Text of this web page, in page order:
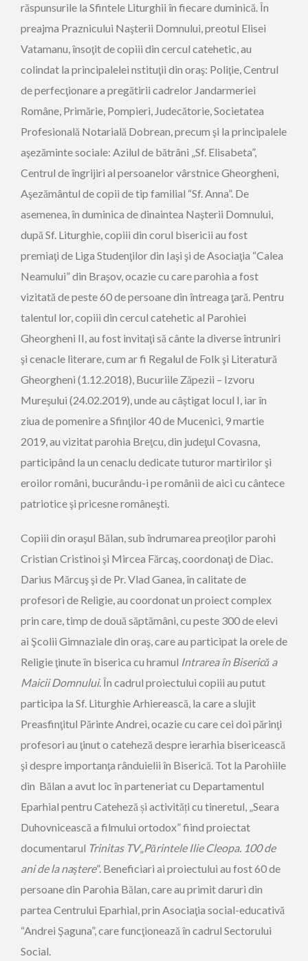
răspunsurile la Sfintele Liturghii în fiecare duminică. În
preajma Praznicului Naşterii Domnului, preotul Elisei
Vatamanu, însoţit de copiii din cercul catehetic, au
colindat la principalelei nstituţii din oraş: Poliţie, Centrul
de perfecţionare a pregătirii cadrelor Jandarmeriei
Române, Primărie, Pompieri, Judecătorie, Societatea
Profesională Notarială Dobrean, precum şi la principalele
aşezăminte sociale: Azilul de bătrâni „Sf. Elisabeta”,
Centrul de îngrijiri al persoanelor vârstnice Gheorgheni,
Aşezământul de copii de tip familial “Sf. Anna”. De
asemenea, în duminica de dinaintea Naşterii Domnului,
după Sf. Liturghie, copiii din corul bisericii au fost
premiaţi de Liga Studenţilor din Iaşi şi de Asociaţia “Calea
Neamului” din Braşov, ocazie cu care parohia a fost
vizitată de peste 60 de persoane din întreaga ţară. Pentru
talentul lor, copiii din cercul catehetic al Parohiei
Gheorgheni II, au fost invitaţi să cânte la diverse întruniri
şi cenacle literare, cum ar fi Regalul de Folk şi Literatură
Gheorgheni (1.12.2018), Bucuriile Zăpezii – Izvoru
Mureşului (24.02.2019), unde au câştigat locul I, iar în
ziua de pomenire a Sfinţilor 40 de Mucenici, 9 martie
2019, au vizitat parohia Breţcu, din judeţul Covasna,
participând la un cenaclu dedicate tuturor martirilor şi
eroilor români, bucurându-i pe românii de aici cu cântece
patriotice şi pricesne româneşti.
Copiii din oraşul Bălan, sub îndrumarea preoţilor parohi
Cristian Cristinoi şi Mircea Fărcaş, coordonaţi de Diac.
Darius Mărcuş şi de Pr. Vlad Ganea, în calitate de
profesori de Religie, au coordonat un proiect complex
prin care, timp de două săptămâni, cu peste 300 de elevi
ai Şcolii Gimnaziale din oraş, care au participat la orele de
Religie ţinute în biserica cu hramul Intrarea în Biserică a
Maicii Domnului. În cadrul proiectului copiii au putut
participa la Sf. Liturghie Arhierească, la care a slujit
Preasfinţitul Părinte Andrei, ocazie cu care cei doi părinţi
profesori au ţinut o cateheză despre ierarhia bisericească
şi despre importanţa rânduielii în Biserică. Tot la Parohiile
din Bălan a avut loc în parteneriat cu Departamentul
Eparhial pentru Cateheză și activități cu tineretul, „Seara
Duhovnicească a filmului ortodox” fiind proiectat
documentarul Trinitas TV„Părintele Ilie Cleopa. 100 de
ani de la naştere”. Beneficiari ai proiectului au fost 60 de
persoane din Parohia Bălan, care au primit daruri din
partea Centrului Eparhial, prin Asociaţia social-educativă
“Andrei Şaguna”, care funcţionează în cadrul Sectorului
Social.